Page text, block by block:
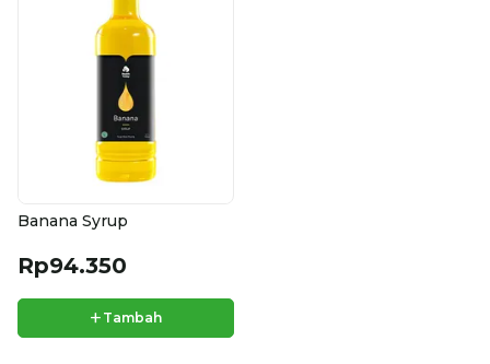
Banana Syrup
Rp94.350
+ Tambah